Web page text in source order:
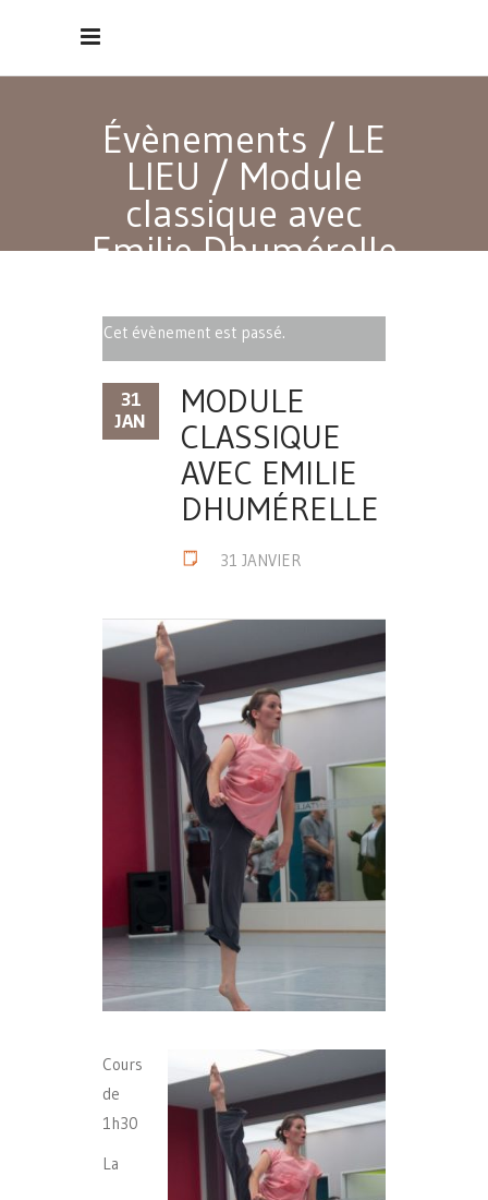
Évènements / LE
LIEU / Module
classique avec
Emilie Dhumérelle
Cet évènement est passé.
31
JAN
MODULE
CLASSIQUE
AVEC EMILIE
DHUMÉRELLE
31 JANVIER
Cours
de
1h30
La